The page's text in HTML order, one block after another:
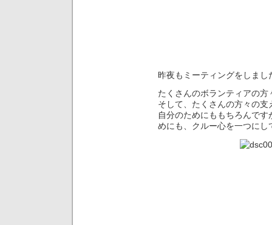
昨夜もミーティングをしまし
たくさんのボランティアの
そして、たくさんの方々の
自分のためにももちろんで
めにも、クルー心を一つに